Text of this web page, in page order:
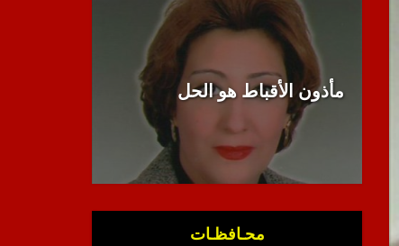
مأذون الأقباط هو الحل
محـافظـات